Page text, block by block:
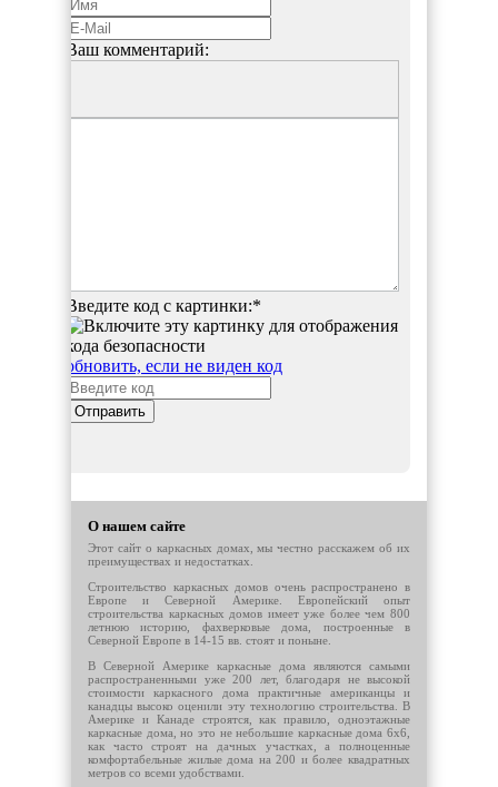
Ваш комментарий:
Введите код с картинки:*
обновить, если не виден код
Отправить
О нашем сайте
Этот сайт о каркасных домах, мы честно расскажем об их
преимуществах и недостатках.
Строительство каркасных домов очень распространено в
Европе и Северной Америке. Европейский опыт
строительства каркасных домов имеет уже более чем 800
летнюю историю, фахверковые дома, построенные в
Северной Европе в 14-15 вв. стоят и поныне.
В Северной Америке каркасные дома являются самыми
распространенными уже 200 лет, благодаря не высокой
стоимости каркасного дома практичные американцы и
канадцы высоко оценили эту технологию строительства. В
Америке и Канаде строятся, как правило, одноэтажные
каркасные дома, но это не небольшие каркасные дома 6х6,
как часто строят на дачных участках, а полноценные
комфортабельные жилые дома на 200 и более квадратных
метров со всеми удобствами.